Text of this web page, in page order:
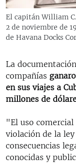
El capitán William
2 de noviembre de
de Havana Docks
La
compañías
en sus viajes a
millones de
"El uso comercial
violación de la
consecuencias
conocidas y